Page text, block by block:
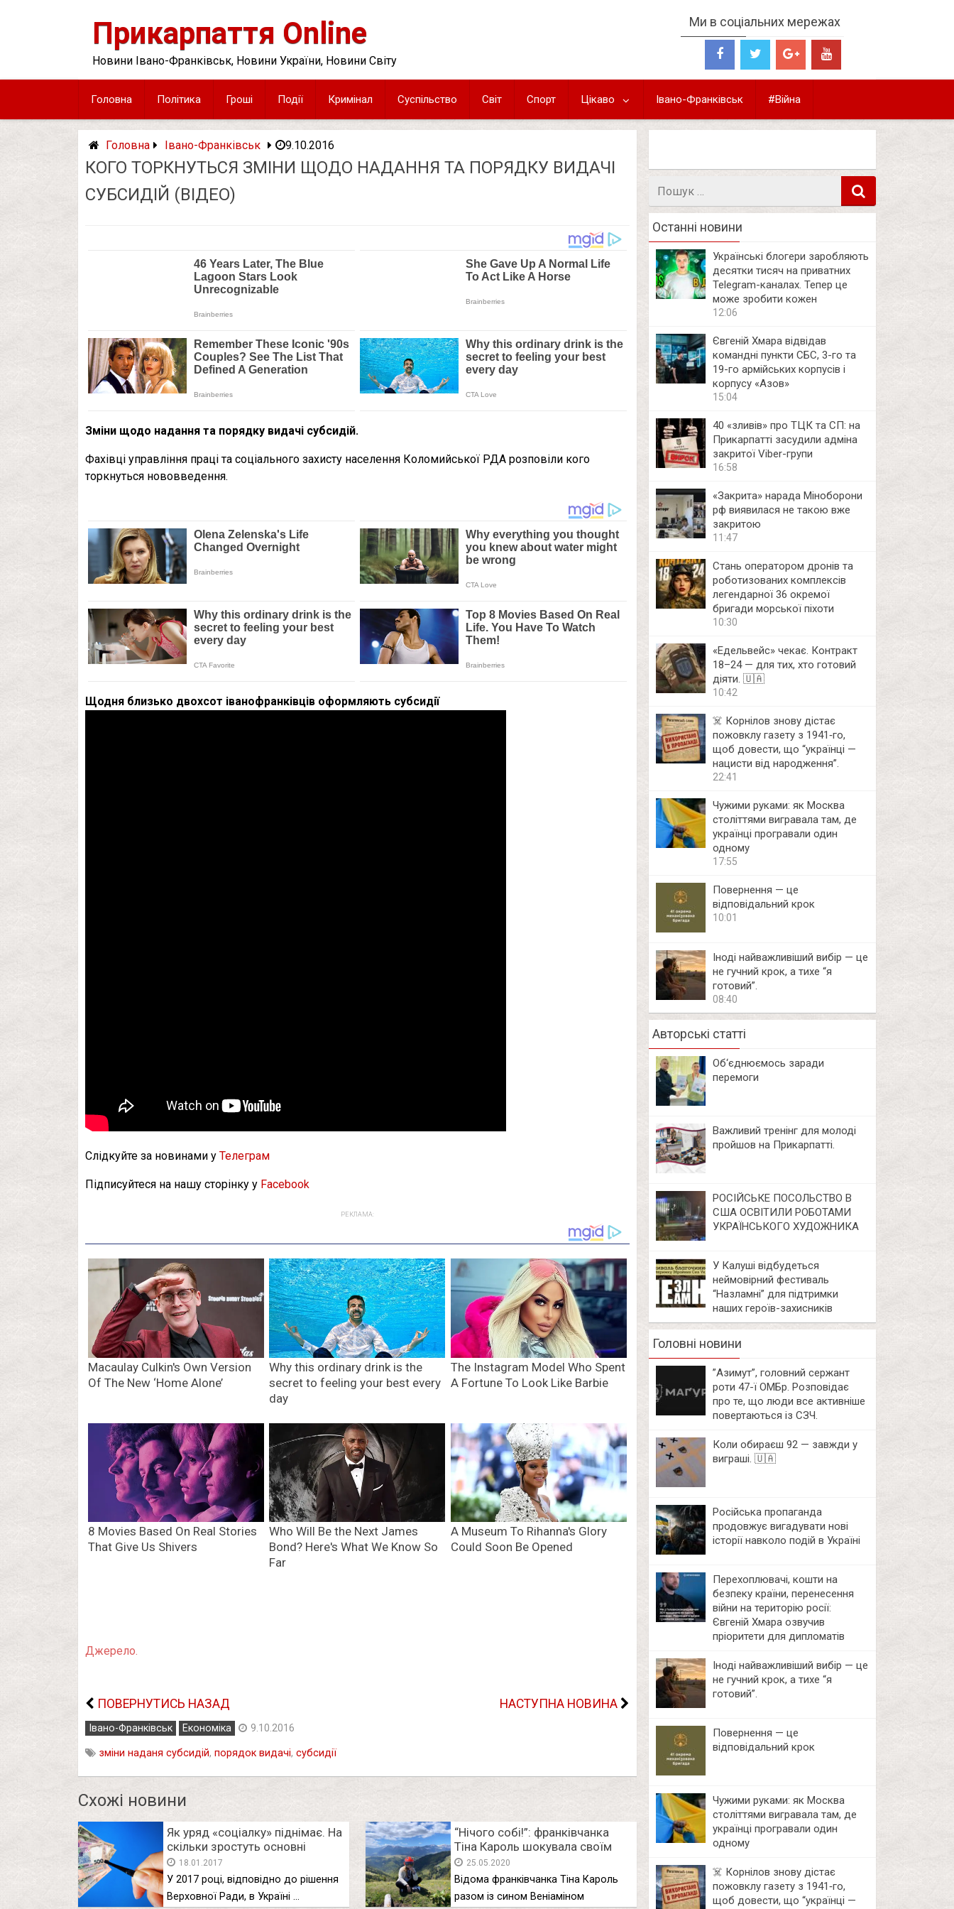
Прикарпаття Online
Новини Івано-Франківськ, Новини України, Новини Світу
Ми в соціальних мережах
Головна Політика Гроші Події Кримінал Суспільство Світ Спорт Цікаво Івано-Франківськ #Війна
Головна Івано-Франківськ 9.10.2016
КОГО ТОРКНУТЬСЯ ЗМІНИ ЩОДО НАДАННЯ ТА ПОРЯДКУ ВИДАЧІ
СУБСИДІЙ (ВІДЕО)
Зміни щодо надання та порядку видачі субсидій.
Фахівці управління праці та соціального захисту населення Коломийської РДА розповіли кого
торкнуться нововведення.
Щодня близько двохсот іванофранківців оформляють субсидії
Слідкуйте за новинами у Телеграм
Підписуйтеся на нашу сторінку у Facebook
РЕКЛАМА:
Джерело.
ПОВЕРНУТИСЬ НАЗАД НАСТУПНА НОВИНА
Івано-Франківськ Економіка 9.10.2016
зміни наданя субсидій, порядок видачі, субсидії
Схожі новини
Як уряд «соціалку» піднімає. На
скільки зростуть основні
виплати в 2017 році
(інфографіка)
18.01.2017
У 2017 році, відповідно до рішення
Верховної Ради, в Україні …
“Нічого собі!”: франківчанка
Тіна Кароль шокувала своїм
вчинком під час карантину
(фото, відео)
25.05.2020
Відома франківчанка Тіна Кароль
разом із сином Веніаміном
Останні новини
Українські блогери заробляють
десятки тисяч на приватних
Telegram-каналах. Тепер це
може зробити кожен
12:06
Євгеній Хмара відвідав
командні пункти СБС, 3-го та
19-го армійських корпусів і
корпусу «Азов»
15:04
40 «зливів» про ТЦК та СП: на
Прикарпатті засудили адміна
закритої Viber-групи
16:58
«Закрита» нарада Міноборони
рф виявилася не такою вже
закритою
11:47
Стань оператором дронів та
роботизованих комплексів
легендарної 36 окремої
бригади морської піхоти
10:30
«Едельвейс» чекає. Контракт
18–24 — для тих, хто готовий
діяти. 🇺🇦
10:42
☠️ Корнілов знову дістає
пожовклу газету з 1941‑го,
щоб довести, що “українці —
нацисти від народження”.
22:41
Чужими руками: як Москва
століттями вигравала там, де
українці програвали один
одному
17:55
Повернення — це
відповідальний крок
10:01
Іноді найважливіший вибір — це
не гучний крок, а тихе “я
готовий”.
08:40
Авторські статті
Об‘єднюємось заради
перемоги
Важливий тренінг для молоді
пройшов на Прикарпатті.
РОСІЙСЬКЕ ПОСОЛЬСТВО В
США ОСВІТИЛИ РОБОТАМИ
УКРАЇНСЬКОГО ХУДОЖНИКА
У Калуші відбудеться
неймовірний фестиваль
“Назламні” для підтримки
наших героїв-захисників
Головні новини
⁨”Азимут”, головний сержант
роти 47-ї ОМБр. Розповідає
про те, що люди все активніше
повертаються із СЗЧ.
Коли обираєш 92 — завжди у
виграші. 🇺🇦
Російська пропаганда
продовжує вигадувати нові
історії навколо подій в Україні
Перехоплювачі, кошти на
безпеку країни, перенесення
війни на територію росії:
Євгеній Хмара озвучив
пріоритети для дипломатів
Іноді найважливіший вибір — це
не гучний крок, а тихе “я
готовий”.
Повернення — це
відповідальний крок
Чужими руками: як Москва
століттями вигравала там, де
українці програвали один
одному
☠️ Корнілов знову дістає
пожовклу газету з 1941‑го,
щоб довести, що “українці —